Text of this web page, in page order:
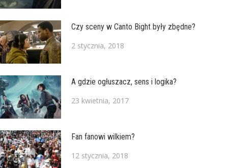
Czy sceny w Canto Bight były zbędne?
2 stycznia, 2018
A gdzie ogłuszacz, sens i logika?
23 kwietnia, 2017
Fan fanowi wilkiem?
12 stycznia, 2018